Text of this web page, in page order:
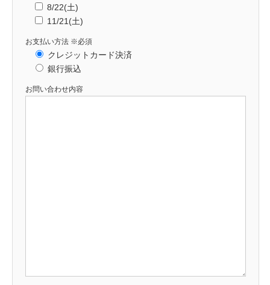
8/22(土)
11/21(土)
お支払い方法 ※必須
クレジットカード決済
銀行振込
お問い合わせ内容